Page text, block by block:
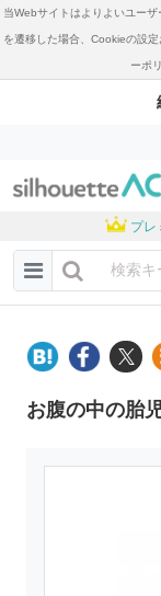
当Webサイトはよりよいユー
を遷移した場合、Cookieの設
ーポ
プレ
お腹の中の胎